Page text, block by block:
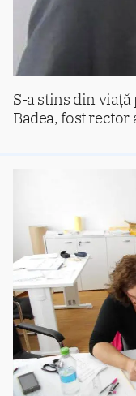
S-a stins din
Badea, fost